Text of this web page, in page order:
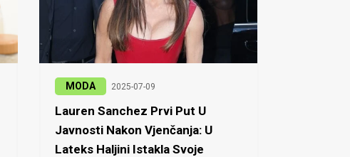
MODA 2025-07-09
Lauren Sanchez Prvi Put U
Javnosti Nakon Vjenčanja: U
Lateks Haljini Istakla Svoje